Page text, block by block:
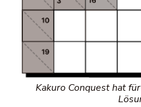
Kakuro Conquest hat